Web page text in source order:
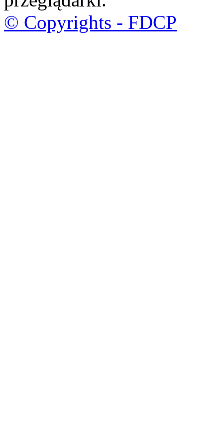
© Copyrights - FDCP